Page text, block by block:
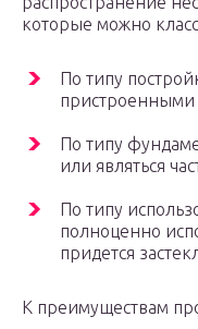
которые можно
По типу
пристроенными
По типу
или являться
По типу
полноценно
придется
К преимуществам